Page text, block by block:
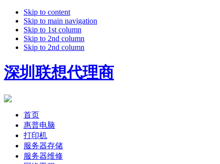
Skip to content
Skip to main navigation
Skip to 1st column
Skip to 2nd column
Skip to 2nd column
深圳联想代理商
首页
惠普电脑
打印机
服务器存储
服务器维修